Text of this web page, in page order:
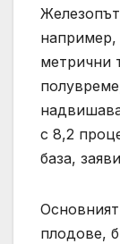
например,
метрични
с 8,2
база,
плодове,